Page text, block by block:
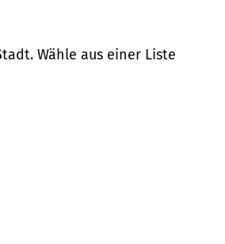
Wähle aus einer Liste